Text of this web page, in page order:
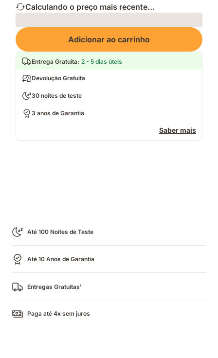
Calculando o preço mais recente...
Loading
Adicionar ao carrinho
Entrega Gratuita: 2 - 5 dias úteis
Devolução Gratuita
30 noites de teste
3 anos de Garantia
Saber mais
Até 100 Noites de Teste
Até 10 Anos de Garantia
Entregas Gratuitas1
Paga até 4x sem juros